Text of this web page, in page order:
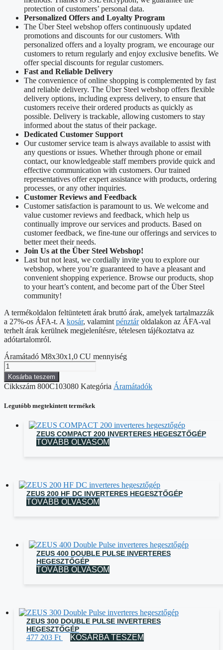
protection of customers’ personal data.
Personalized Offers and Loyalty Program
The Über Steel webshop offers continuously updated
promotions and discounts for our customers. With
personalized offers and a loyalty program, we encourage our
customers to return regularly and enjoy exclusive benefits. We
offer special discounts for regular customers.
Fast and Reliable Delivery
The convenience of online shopping is complemented by fast
and reliable delivery. The Über Steel webshop offers flexible
delivery options, including express delivery, to ensure that
customers receive their ordered products as quickly as
possible. Delivery is trackable, allowing customers to stay
informed about the status of their package.
Dedicated Customer Support
Our customer service team is always available to assist with
any questions or issues. Whether through phone or email
contact, our knowledgeable staff members provide quick and
effective communication with customers. Our trained
representatives offer expert assistance with products, ordering
processes, or any other inquiries.
Customer Reviews and Feedback
Customer satisfaction is paramount to us. We welcome and
value customer reviews and feedback, which help us
continually improve our services and products. Based on
customer feedback, we fine-tune our offerings and services to
better meet their needs.
Join Us at the Über Steel Webshop!
Last but not least, we cordially invite you to explore our
webshop, where you’re guaranteed to have a pleasant and
convenient shopping experience. Browse our products, shop
to your heart’s content, and become part of the Über Steel
community!
A termékoldalon feltüntetett árak bruttó árak, amelyek tartalmazzák
a 27%-os ÁFA-t. A kosár, valamint pénztároldalakon az ÁFA-val
terhelt árak kerülnek megjelenítésre, tételesen tájékoztatva az
adótartalomról.
Áramátadó M8x30x1,0 CU mennyiség
Kosárba teszem
Cikkszám 800C103080 Kategória Áramátadók
Legutóbb megtekintett termékek
ZEUS COMPACT 200 INVERTERES HEGESZTŐGÉP
TOVÁBB OLVASOM
ZEUS 200 HF DC INVERTERES HEGESZTŐGÉP
TOVÁBB OLVASOM
ZEUS 400 DOUBLE PULSE INVERTERES
HEGESZTŐGÉP
TOVÁBB OLVASOM
ZEUS 300 DOUBLE PULSE INVERTERES
HEGESZTŐGÉP
477 203 Ft KOSÁRBA TESZEM